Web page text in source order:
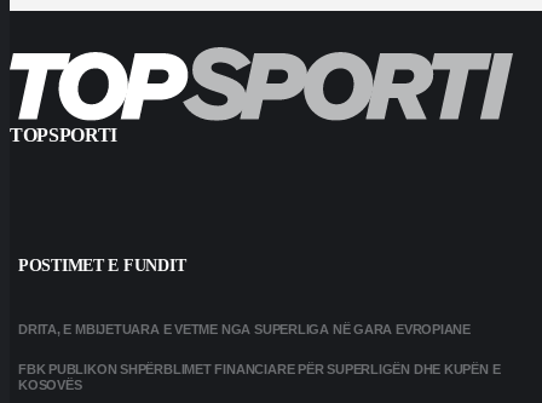
TOPSPORTI
POSTIMET E FUNDIT
DRITA, E MBIJETUARA E VETME NGA SUPERLIGA NË GARA EVROPIANE
FBK PUBLIKON SHPËRBLIMET FINANCIARE PËR SUPERLIGËN DHE KUPËN E
KOSOVËS